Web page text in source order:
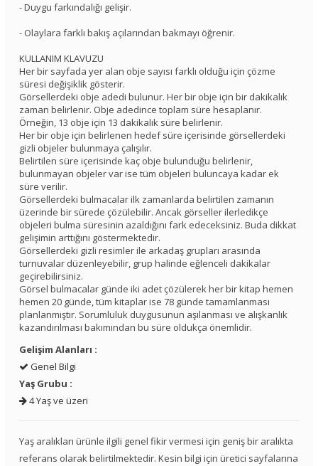
- Duygu farkındalığı gelişir.
- Olaylara farklı bakış açılarından bakmayı öğrenir.
KULLANIM KLAVUZU
Her bir sayfada yer alan obje sayısı farklı olduğu için çözme
süresi değişiklik gösterir.
Görsellerdeki obje adedi bulunur. Her bir obje için bir dakikalık
zaman belirlenir. Obje adedince toplam süre hesaplanır.
Örneğin, 13 obje için 13 dakikalık süre belirlenir.
Her bir obje için belirlenen hedef süre içerisinde görsellerdeki
gizli objeler bulunmaya çalışılır.
Belirtilen süre içerisinde kaç obje bulunduğu belirlenir,
bulunmayan objeler var ise tüm objeleri buluncaya kadar ek
süre verilir.
Görsellerdeki bulmacalar ilk zamanlarda belirtilen zamanın
üzerinde bir sürede çözülebilir. Ancak görseller ilerledikçe
objeleri bulma süresinin azaldığını fark edeceksiniz. Buda dikkat
gelişimin arttığını göstermektedir.
Görsellerdeki gizli resimler ile arkadaş grupları arasında
turnuvalar düzenleyebilir, grup halinde eğlenceli dakikalar
geçirebilirsiniz.
Görsel bulmacalar günde iki adet çözülerek her bir kitap hemen
hemen 20 günde, tüm kitaplar ise 78 günde tamamlanması
planlanmıştır. Sorumluluk duygusunun aşılanması ve alışkanlık
kazandırılması bakımından bu süre oldukça önemlidir.
Gelişim Alanları :
Genel Bilgi
Yaş Grubu :
4 Yaş ve üzeri
Yaş aralıkları ürünle ilgili genel fikir vermesi için geniş bir aralıkta
referans olarak belirtilmektedir. Kesin bilgi için üretici sayfalarına